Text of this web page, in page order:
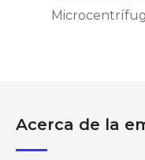
Acerca de la